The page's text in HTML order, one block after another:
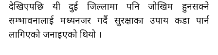
देखिएपछि यी दुई जिल्लामा पनि जोखिम हुनसक्ने
सम्भावनालाई मध्यनजर गर्दै सुरक्षाका उपाय कडा पार्न
लागिएको जनाइएको थियो ।